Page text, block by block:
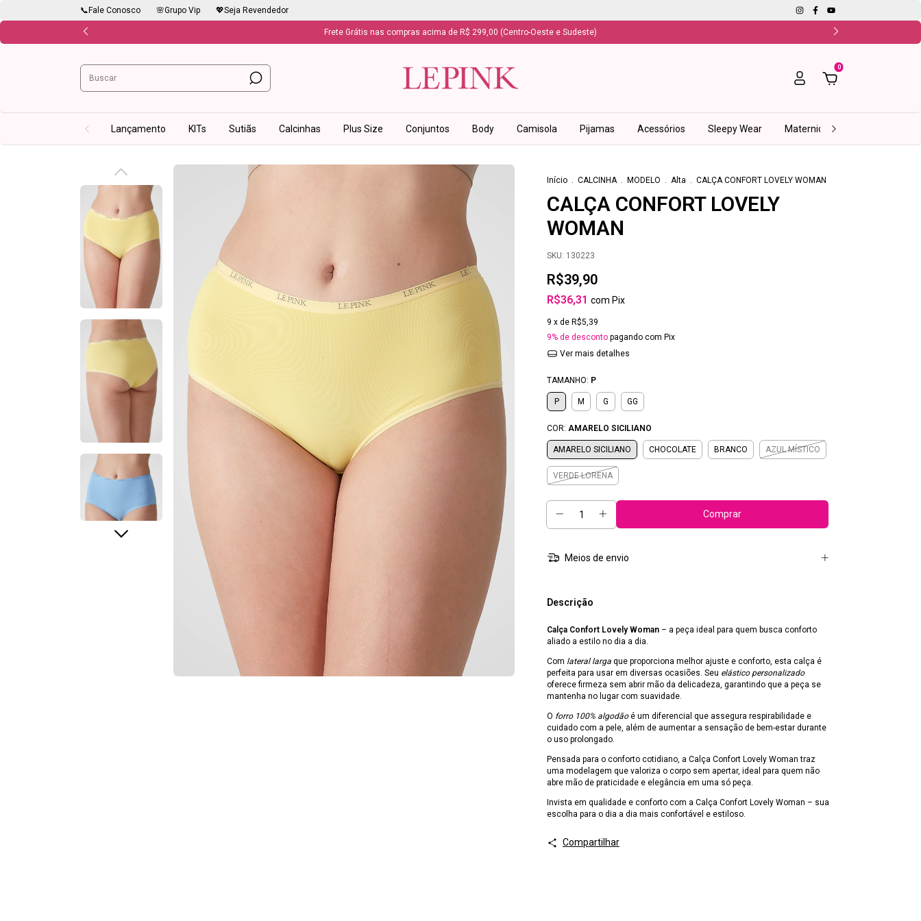
📞Fale Conosco 🌸Grupo Vip 💖Seja Revendedor
Frete Grátis nas compras acima de R$ 299,00 (Centro-Oeste e Sudeste)
0
Lançamento KITs Sutiãs Calcinhas Plus Size Conjuntos Body Camisola Pijamas Acessórios Sleepy Wear Maternidade
Início . CALCINHA . MODELO . Alta . CALÇA CONFORT LOVELY WOMAN
CALÇA CONFORT LOVELY
WOMAN
SKU: 130223
R$39,90
R$36,31 com Pix
9 x de R$5,39
9% de desconto pagando com Pix
Ver mais detalhes
TAMANHO: P
P M G GG
COR: AMARELO SICILIANO
AMARELO SICILIANO CHOCOLATE BRANCO AZUL MÍSTICO
VERDE LORENA
Meios de envio
Descrição
Calça Confort Lovely Woman – a peça ideal para quem busca conforto
aliado a estilo no dia a dia.
Com lateral larga que proporciona melhor ajuste e conforto, esta calça é
perfeita para usar em diversas ocasiões. Seu elástico personalizado
oferece firmeza sem abrir mão da delicadeza, garantindo que a peça se
mantenha no lugar com suavidade.
O forro 100% algodãoé um diferencial que assegura respirabilidade e
cuidado com a pele, além de aumentar a sensação de bem-estar durante
o uso prolongado.
Pensada para o conforto cotidiano, a Calça Confort Lovely Woman traz
uma modelagem que valoriza o corpo sem apertar, ideal para quem não
abre mão de praticidade e elegância em uma só peça.
Invista em qualidade e conforto com a Calça Confort Lovely Woman – sua
escolha para o dia a dia mais confortável e estiloso.
Compartilhar